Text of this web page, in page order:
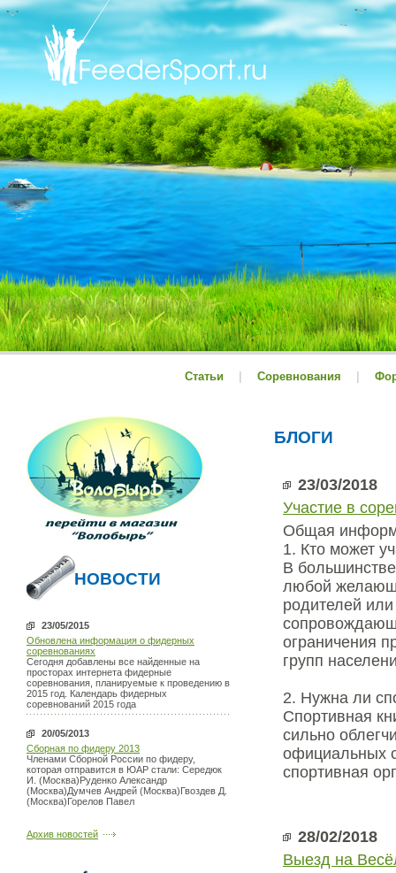
Статьи Соревнования
НОВОСТИ
23/05/2015
Обновлена информация о фидерных
соревнованиях
Сегодня добавлены все найденные на
просторах интернета фидерные
соревнования, планируемые к проведению в
2015 год. Календарь фидерных
соревнований 2015 года
20/05/2013
Сборная по фидеру 2013
Членами Сборной России по фидеру,
которая отправится в ЮАР стали: Середюк
И. (Москва)Руденко Александр
(Москва)Думчев Андрей (Москва)Гвоздев Д.
(Москва)Горелов Павел
Архив новостей
БЛОГИ
23/03/2018
Участие в
Общая
1. Кто может
В
любой
родителей
ограничения
групп
2. Нужна ли
Спортивная
сильно
официальных
спортивная
28/02/2018
Выезд на